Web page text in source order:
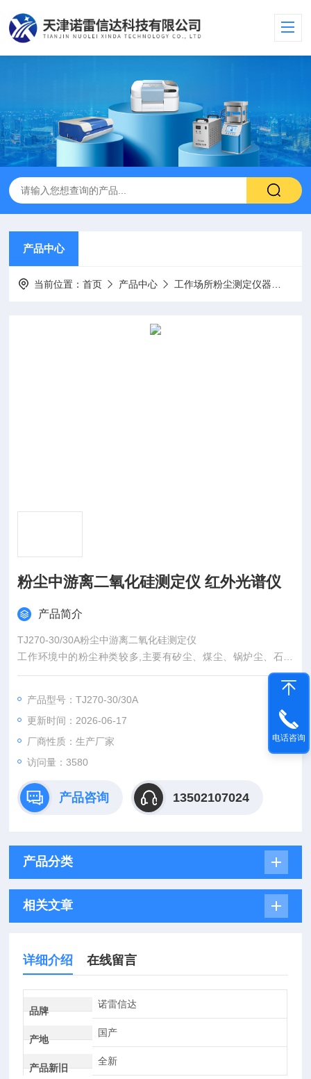
产品中心
当前位置：首页 产品中心 工作场所粉尘测定仪器
粉尘中游离二氧化硅测定仪 红外光谱仪
产品简介
TJ270-30/30A粉尘中游离二氧化硅测定仪
工作环境中的粉尘种类较多,主要有矽尘、煤尘、锅炉尘、石棉
尘、水泥尘等。当粉尘中的游离二氧化硅含量较高时,对接触人员
危害较大,因此有必要加强对粉尘中游离二氧化硅的测定。以往检
测粉尘中的游离二氧化硅含量,均采用GB 5748 - 1985规定的“焦
磷酸重量法“[ 1 ] ,但该方法操作繁琐、检测周期长、准确性差,难
以满足批量检测的要求
产品型号：TJ270-30/30A
更新时间：2026-06-17
厂商性质：生产厂家
访问量：3580
产品咨询 13502107024
产品分类
相关文章
详细介绍 在线留言
品牌
诺雷信达
产地
国产
产品新旧
全新
电话咨询